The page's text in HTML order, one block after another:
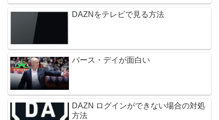
DAZNをテレビで見る方法
バース・デイが面白い
DAZN ログインができない場合の対処
方法